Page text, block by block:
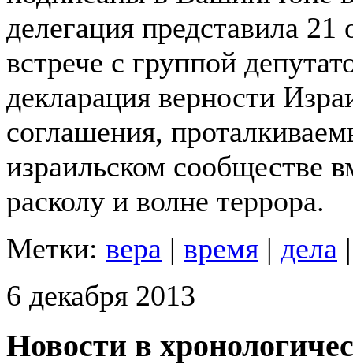
делегация представила
встрече с группой
декларация верности
соглашения,
израильском сообществе
расколу и волне террора.
Метки: вера | время | дела
6 декабря 2013
Новости в